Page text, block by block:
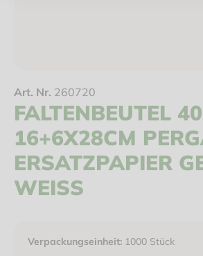
Art. Nr. 260720
FALTENBEUTEL
16+6X28CM
ERSATZPAPIER
WEISS
Verpackungseinheit: 1000 Stück